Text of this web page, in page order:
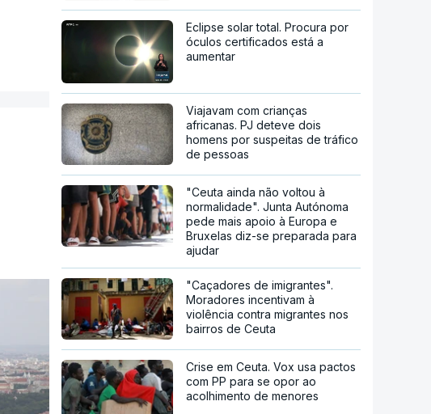
Eclipse solar total. Procura por
óculos certificados está a
aumentar
Viajavam com crianças
africanas. PJ deteve dois
homens por suspeitas de tráfico
de pessoas
"Ceuta ainda não voltou à
normalidade". Junta Autónoma
pede mais apoio à Europa e
Bruxelas diz-se preparada para
ajudar
"Caçadores de imigrantes".
Moradores incentivam à
violência contra migrantes nos
bairros de Ceuta
Crise em Ceuta. Vox usa pactos
com PP para se opor ao
acolhimento de menores